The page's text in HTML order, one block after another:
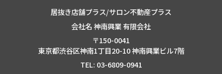
居抜き店舗プラス/サロン不動産プラス
会社名 神南興業 有限会社
〒150-0041
東京都渋谷区神南1丁目20-10 神南興業ビル7階
TEL: 03-6809-0941